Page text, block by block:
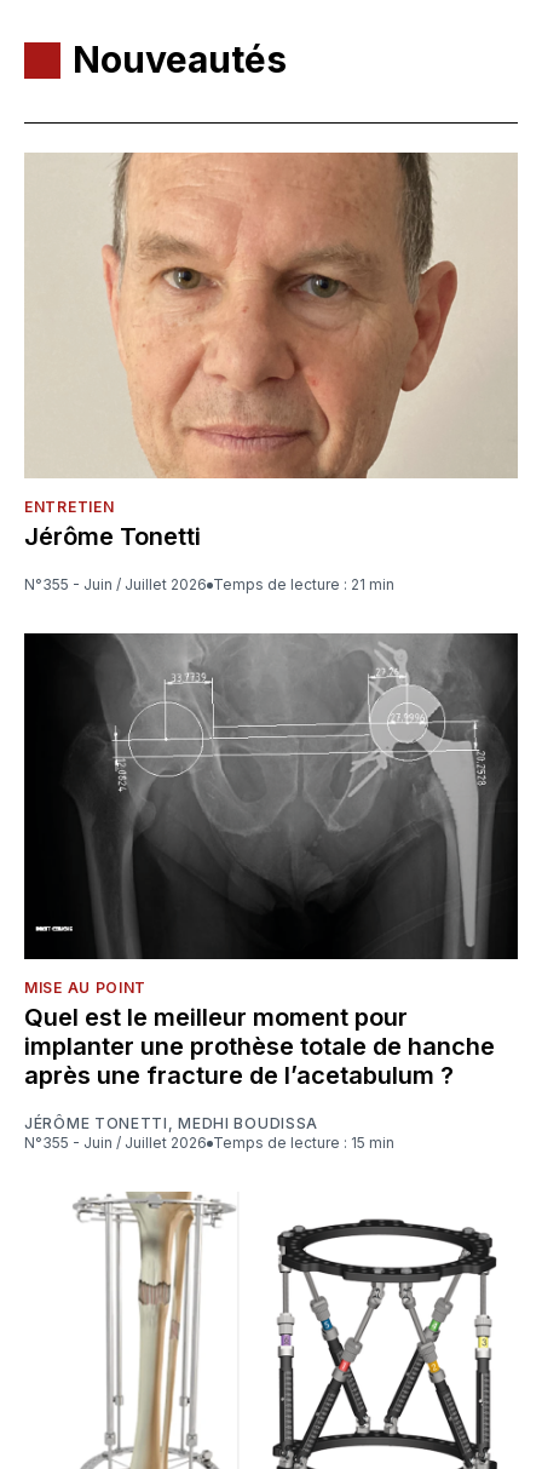
Nouveautés
ENTRETIEN
Jérôme Tonetti
N°355 - Juin / Juillet 2026 Temps de lecture : 21 min
MISE AU POINT
Quel est le meilleur moment pour
implanter une prothèse totale de hanche
après une fracture de l’acetabulum ?
JÉRÔME TONETTI ,MEDHI BOUDISSA
N°355 - Juin / Juillet 2026
Temps de lecture : 15 min